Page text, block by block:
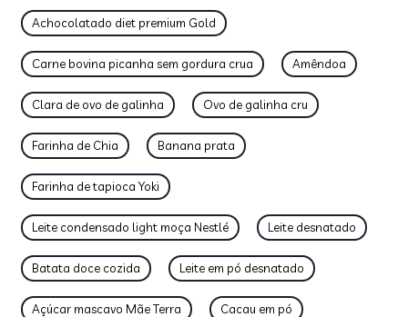
Achocolatado diet premium Gold
Carne bovina picanha sem gordura crua Amêndoa
Clara de ovo de galinha Ovo de galinha cru
Farinha de Chia Banana prata
Farinha de tapioca Yoki
Leite condensado light moça Nestlé Leite desnatado
Batata doce cozida Leite em pó desnatado
Açúcar mascavo Mãe Terra Cacau em pó